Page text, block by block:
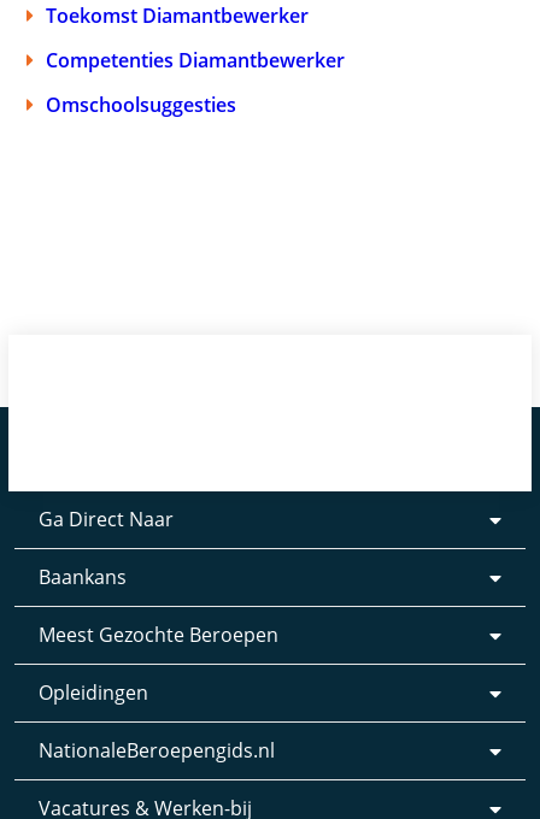
Toekomst Diamantbewerker
Competenties Diamantbewerker
Omschoolsuggesties
Ga Direct Naar
Baankans
Meest Gezochte Beroepen
Opleidingen
NationaleBeroepengids.nl
Vacatures & Werken-bij